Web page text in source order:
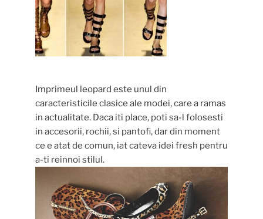
Imprimeul leopard este unul din
caracteristicile clasice ale modei, care a ramas
in actualitate. Daca iti place, poti sa-l folosesti
in accesorii, rochii, si pantofi, dar din moment
ce e atat de comun, iat cateva idei fresh pentru
a-ti reinnoi stilul.